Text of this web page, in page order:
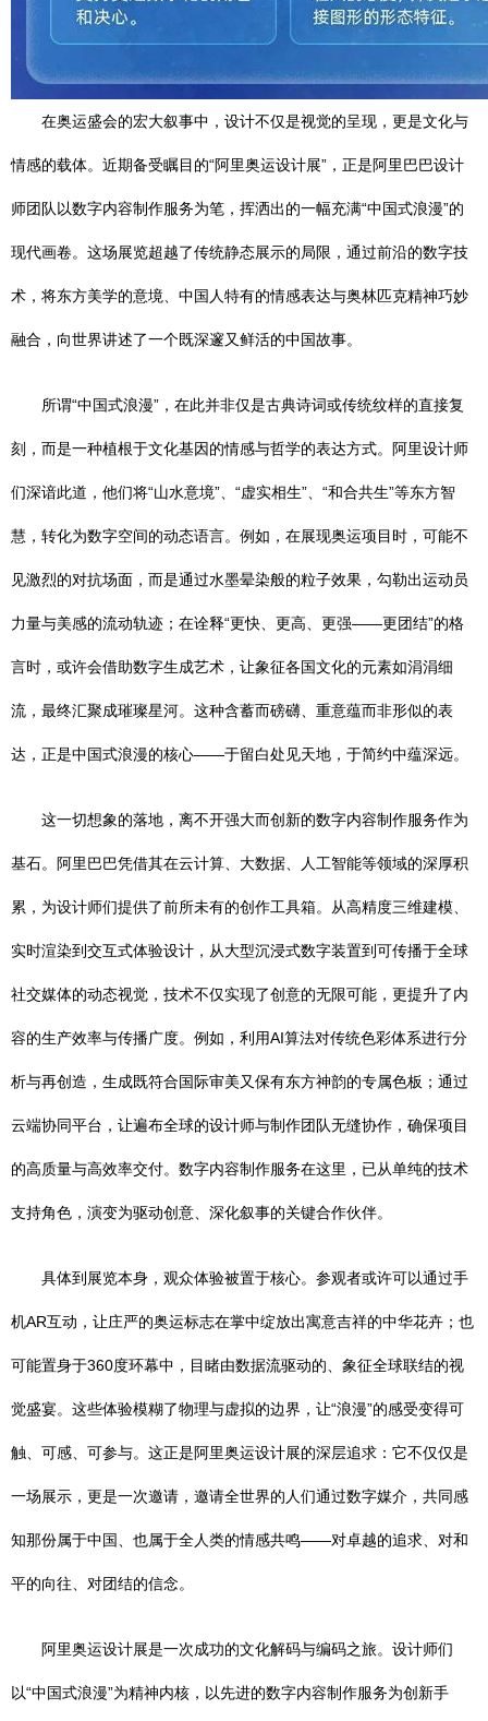
在奥运盛会的宏大叙事中，设计不仅是视觉的呈现，更是文化与
情感的载体。近期备受瞩目的“阿里奥运设计展”，正是阿里巴巴设计
师团队以数字内容制作服务为笔，挥洒出的一幅充满“中国式浪漫”的
现代画卷。这场展览超越了传统静态展示的局限，通过前沿的数字技
术，将东方美学的意境、中国人特有的情感表达与奥林匹克精神巧妙
融合，向世界讲述了一个既深邃又鲜活的中国故事。
所谓“中国式浪漫”，在此并非仅是古典诗词或传统纹样的直接复
刻，而是一种植根于文化基因的情感与哲学的表达方式。阿里设计师
们深谙此道，他们将“山水意境”、“虚实相生”、“和合共生”等东方智
慧，转化为数字空间的动态语言。例如，在展现奥运项目时，可能不
见激烈的对抗场面，而是通过水墨晕染般的粒子效果，勾勒出运动员
力量与美感的流动轨迹；在诠释“更快、更高、更强——更团结”的格
言时，或许会借助数字生成艺术，让象征各国文化的元素如涓涓细
流，最终汇聚成璀璨星河。这种含蓄而磅礴、重意蕴而非形似的表
达，正是中国式浪漫的核心——于留白处见天地，于简约中蕴深远。
这一切想象的落地，离不开强大而创新的数字内容制作服务作为
基石。阿里巴巴凭借其在云计算、大数据、人工智能等领域的深厚积
累，为设计师们提供了前所未有的创作工具箱。从高精度三维建模、
实时渲染到交互式体验设计，从大型沉浸式数字装置到可传播于全球
社交媒体的动态视觉，技术不仅实现了创意的无限可能，更提升了内
容的生产效率与传播广度。例如，利用AI算法对传统色彩体系进行分
析与再创造，生成既符合国际审美又保有东方神韵的专属色板；通过
云端协同平台，让遍布全球的设计师与制作团队无缝协作，确保项目
的高质量与高效率交付。数字内容制作服务在这里，已从单纯的技术
支持角色，演变为驱动创意、深化叙事的关键合作伙伴。
具体到展览本身，观众体验被置于核心。参观者或许可以通过手
机AR互动，让庄严的奥运标志在掌中绽放出寓意吉祥的中华花卉；也
可能置身于360度环幕中，目睹由数据流驱动的、象征全球联结的视
觉盛宴。这些体验模糊了物理与虚拟的边界，让“浪漫”的感受变得可
触、可感、可参与。这正是阿里奥运设计展的深层追求：它不仅仅是
一场展示，更是一次邀请，邀请全世界的人们通过数字媒介，共同感
知那份属于中国、也属于全人类的情感共鸣——对卓越的追求、对和
平的向往、对团结的信念。
阿里奥运设计展是一次成功的文化解码与编码之旅。设计师们
以“中国式浪漫”为精神内核，以先进的数字内容制作服务为创新手